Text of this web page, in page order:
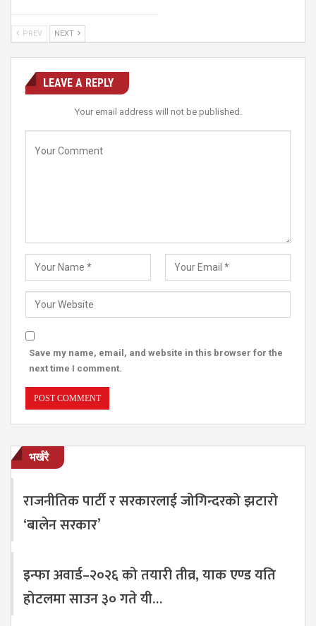
PREV NEXT
LEAVE A REPLY
Your email address will not be published.
Save my name, email, and website in this browser for the
next time I comment.
भर्खरै
राजनीतिक पार्टी र सरकारलाई जोगिन्दरको झटारो
‘बालेन सरकार’
इन्फा अवार्ड–२०२६ को तयारी तीव्र, याक एण्ड यति
होटलमा साउन ३० गते यी…